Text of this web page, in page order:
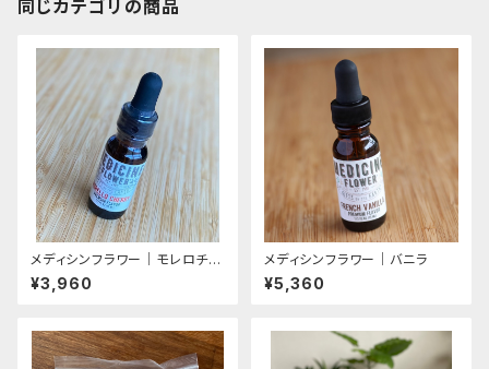
同じカテゴリの商品
メディシンフラワー｜モレロチェ
リー｜プレミアムライン（残2本）
¥3,960
メディシンフラワー｜バニラ
¥5,360